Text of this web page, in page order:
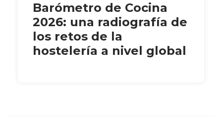
Barómetro de Cocina
2026: una radiografía de
los retos de la
hostelería a nivel global